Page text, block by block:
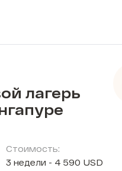
лагерь
Стоимость:
3 недели - 4 590 USD